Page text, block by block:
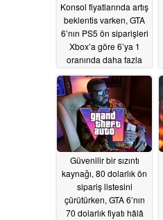
Konsol fiyatlarında artış
beklentis varken, GTA
6’nın PS5 ön siparişleri
Xbox’a göre 6’ya 1
oranında daha fazla
06/27/2026
Güvenilir bir sızıntı
kaynağı, 80 dolarlık ön
sipariş listesini
çürütürken, GTA 6’nın
70 dolarlık fiyatı hâlâ